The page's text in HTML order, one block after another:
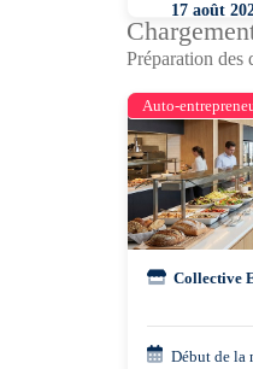
17 août
07h30 -
Préparation des
Auto-
Collective
Début de la